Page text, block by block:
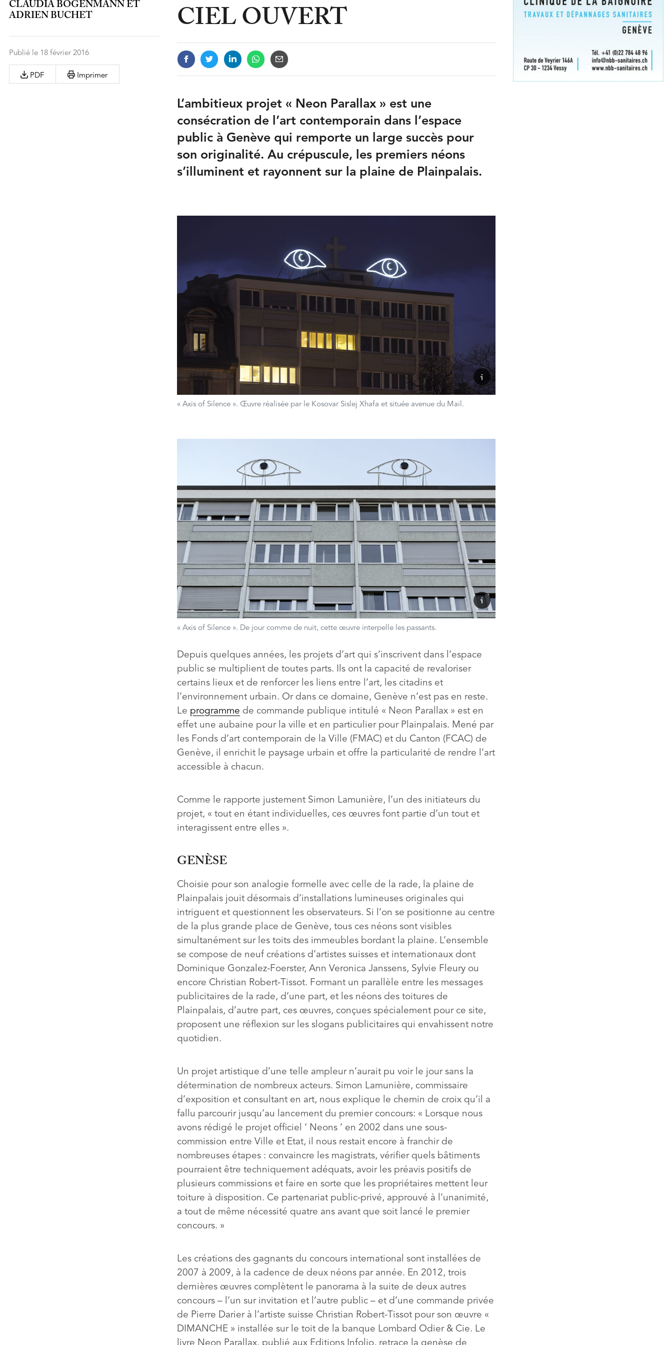
CIEL OUVERT
L’ambitieux projet « Neon Parallax » est une
consécration de l’art contemporain dans l’espace
public à Genève qui remporte un large succès pour
son originalité. Au crépuscule, les premiers néons
s’illuminent et rayonnent sur la plaine de Plainpalais.
« Axis of Silence ». Œuvre réalisée par le Kosovar Sislej Xhafa et située avenue du Mail.
« Axis of Silence ». De jour comme de nuit, cette œuvre interpelle les passants.
Depuis quelques années, les projets d’art qui s’inscrivent dans l’espace
public se multiplient de toutes parts. Ils ont la capacité de revaloriser
certains lieux et de renforcer les liens entre l’art, les citadins et
l’environnement urbain. Or dans ce domaine, Genève n’est pas en reste.
Le programme de commande publique intitulé « Neon Parallax » est en
effet une aubaine pour la ville et en particulier pour Plainpalais. Mené par
les Fonds d’art contemporain de la Ville (FMAC) et du Canton (FCAC) de
Genève, il enrichit le paysage urbain et offre la particularité de rendre l’art
accessible à chacun.
Comme le rapporte justement Simon Lamunière, l’un des initiateurs du
projet, « tout en étant individuelles, ces œuvres font partie d’un tout et
interagissent entre elles ».
GENÈSE
Choisie pour son analogie formelle avec celle de la rade, la plaine de
Plainpalais jouit désormais d’installations lumineuses originales qui
intriguent et questionnent les observateurs. Si l’on se positionne au centre
de la plus grande place de Genève, tous ces néons sont visibles
simultanément sur les toits des immeubles bordant la plaine. L’ensemble
se compose de neuf créations d’artistes suisses et internationaux dont
Dominique Gonzalez-Foerster, Ann Veronica Janssens, Sylvie Fleury ou
encore Christian Robert-Tissot. Formant un parallèle entre les messages
publicitaires de la rade, d’une part, et les néons des toitures de
Plainpalais, d’autre part, ces œuvres, conçues spécialement pour ce site,
proposent une réflexion sur les slogans publicitaires qui envahissent notre
quotidien.
Un projet artistique d’une telle ampleur n’aurait pu voir le jour sans la
détermination de nombreux acteurs. Simon Lamunière, commissaire
d’exposition et consultant en art, nous explique le chemin de croix qu’il a
fallu parcourir jusqu’au lancement du premier concours: « Lorsque nous
avons rédigé le projet officiel ‘ Neons ’ en 2002 dans une sous-
commission entre Ville et Etat, il nous restait encore à franchir de
nombreuses étapes : convaincre les magistrats, vérifier quels bâtiments
pourraient être techniquement adéquats, avoir les préavis positifs de
plusieurs commissions et faire en sorte que les propriétaires mettent leur
toiture à disposition. Ce partenariat public-privé, approuvé à l’unanimité,
a tout de même nécessité quatre ans avant que soit lancé le premier
concours. »
Les créations des gagnants du concours international sont installées de
2007 à 2009, à la cadence de deux néons par année. En 2012, trois
dernières œuvres complètent le panorama à la suite de deux autres
concours – l’un sur invitation et l’autre public – et d’une commande privée
de Pierre Darier à l’artiste suisse Christian Robert-Tissot pour son œuvre «
DIMANCHE » installée sur le toit de la banque Lombard Odier & Cie. Le
CLAUDIA BOGENMANN ET
ADRIEN BUCHET
Publié le 18 février 2016
PDF Imprimer